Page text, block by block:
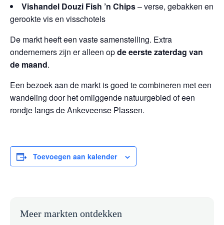
Vishandel Douzi Fish ’n Chips– verse, gebakken en
gerookte vis en visschotels
De markt heeft een vaste samenstelling. Extra
ondernemers zijn er alleen opde eerste zaterdag van
de maand.
Een bezoek aan de markt is goed te combineren met een
wandeling door het omliggende natuurgebied of een
rondje langs de Ankeveense Plassen.
Toevoegen aan kalender
Meer markten ontdekken